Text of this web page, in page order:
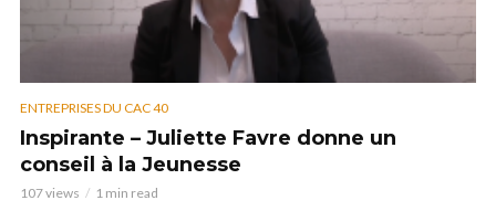
ENTREPRISES DU CAC 40
Inspirante – Juliette Favre donne un
conseil à la Jeunesse
107 views 1 min read